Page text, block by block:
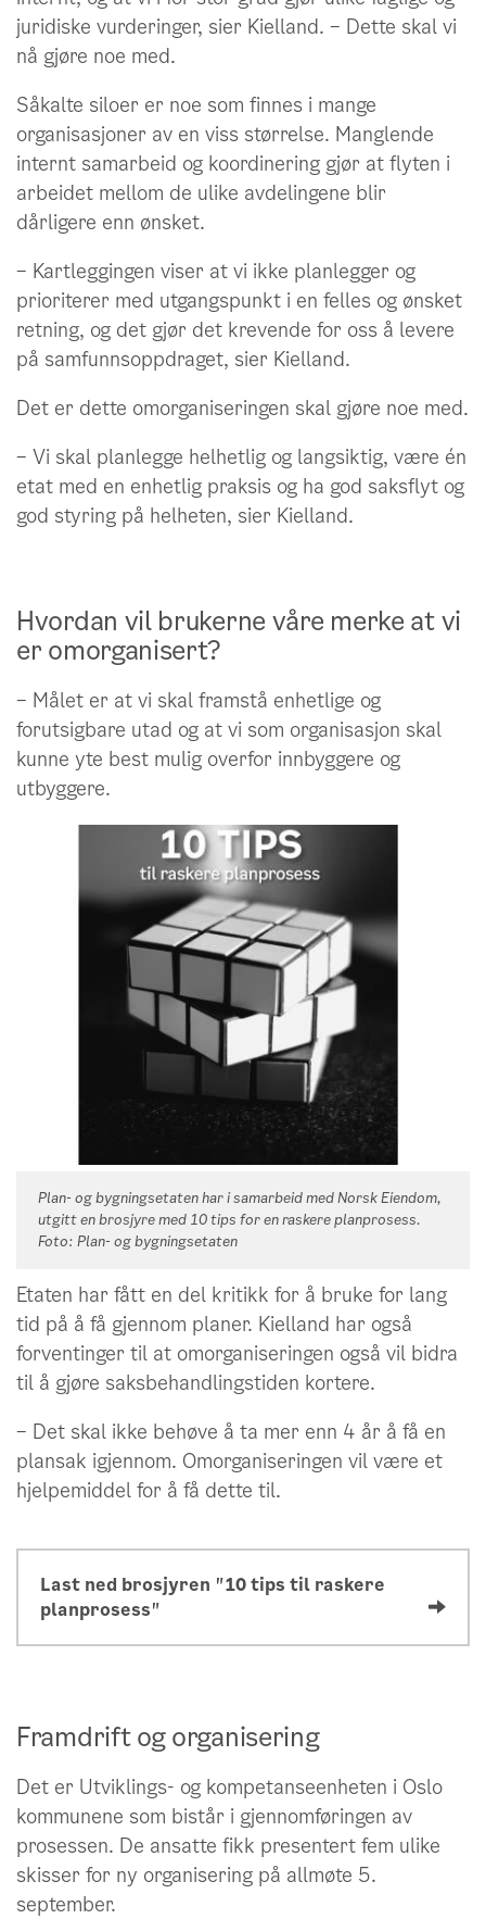
juridiske vurderinger, sier Kielland. – Dette skal vi
nå gjøre noe med.
Såkalte siloer er noe som finnes i mange
organisasjoner av en viss størrelse. Manglende
internt samarbeid og koordinering gjør at flyten i
arbeidet mellom de ulike avdelingene blir
dårligere enn ønsket.
– Kartleggingen viser at vi ikke planlegger og
prioriterer med utgangspunkt i en felles og ønsket
retning, og det gjør det krevende for oss å levere
på samfunnsoppdraget, sier Kielland.
Det er dette omorganiseringen skal gjøre noe med.
– Vi skal planlegge helhetlig og langsiktig, være én
etat med en enhetlig praksis og ha god saksflyt og
god styring på helheten, sier Kielland.
Hvordan vil brukerne våre merke at vi
er omorganisert?
– Målet er at vi skal framstå enhetlige og
forutsigbare utad og at vi som organisasjon skal
kunne yte best mulig overfor innbyggere og
utbyggere.
Plan- og bygningsetaten har i samarbeid med Norsk Eiendom,
utgitt en brosjyre med 10 tips for en raskere planprosess.
Foto: Plan- og bygningsetaten
Etaten har fått en del kritikk for å bruke for lang
tid på å få gjennom planer. Kielland har også
forventinger til at omorganiseringen også vil bidra
til å gjøre saksbehandlingstiden kortere.
– Det skal ikke behøve å ta mer enn 4 år å få en
plansak igjennom. Omorganiseringen vil være et
hjelpemiddel for å få dette til.
Last ned brosjyren "10 tips til raskere
planprosess"
Framdrift og organisering
Det er Utviklings- og kompetanseenheten i Oslo
kommunene som bistår i gjennomføringen av
prosessen. De ansatte fikk presentert fem ulike
skisser for ny organisering på allmøte 5.
september.